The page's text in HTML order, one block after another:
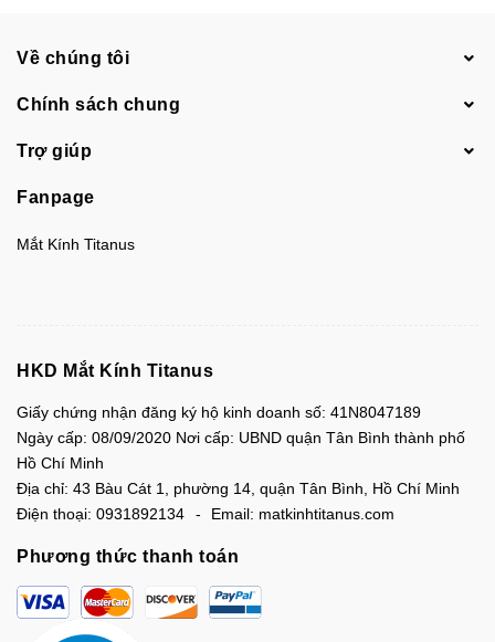
Về chúng tôi
Chính sách chung
Trợ giúp
Fanpage
Mắt Kính Titanus
HKD Mắt Kính Titanus
Giấy chứng nhận đăng ký hộ kinh doanh số: 41N8047189
Ngày cấp: 08/09/2020 Nơi cấp: UBND quận Tân Bình thành phố
Hồ Chí Minh
Địa chỉ: 43 Bàu Cát 1, phường 14, quận Tân Bình, Hồ Chí Minh
Điện thoại: 0931892134 Email: matkinhtitanus.com
Phương thức thanh toán